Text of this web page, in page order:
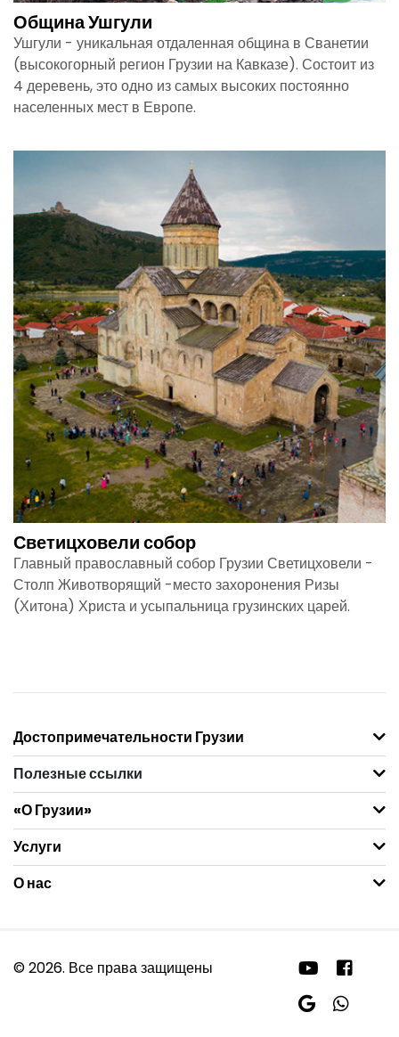
Община Ушгули
Ушгули - уникальная отдаленная община в Сванетии
(высокогорный регион Грузии на Кавказе). Состоит из
4 деревень, это одно из самых высоких постоянно
населенных мест в Европе.
Светицховели собор
Главный православный собор Грузии Светицховели -
Столп Животворящий -место захоронения Ризы
(Хитона) Христа и усыпальница грузинских царей.
Достопримечательности Грузии
Полезные ссылки
«О Грузии»
Услуги
О нас
© 2026. Все права защищены